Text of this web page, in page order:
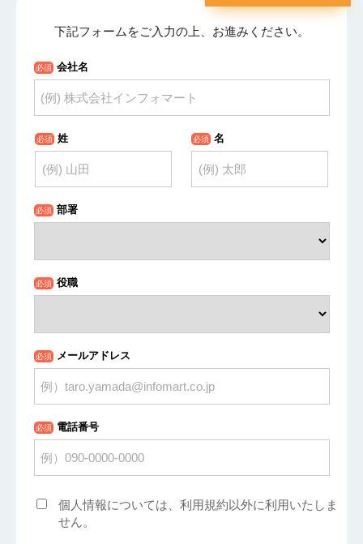
下記フォームをご入力の上、お進みください。
必須 会社名
必須 姓 必須 名
必須 部署
必須 役職
必須 メールアドレス
必須 電話番号
個人情報については、利用規約以外に利用いたしま
せん。